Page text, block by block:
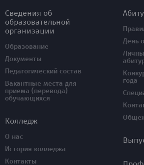
Сведения об
образовательной
организации
Образование
Документы
Педагогический состав
Вакантные места для
приема (перевода)
обучающихся
Колледж
О нас
История колледжа
Контакты
День
года